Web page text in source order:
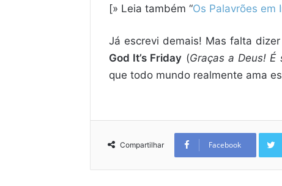
[» Leia também “Os Palavrões em
Já escrevi demais! Mas falta
God It’s Friday (Graças a Deus! É
que todo mundo realmente ama
Compartilhar Facebook